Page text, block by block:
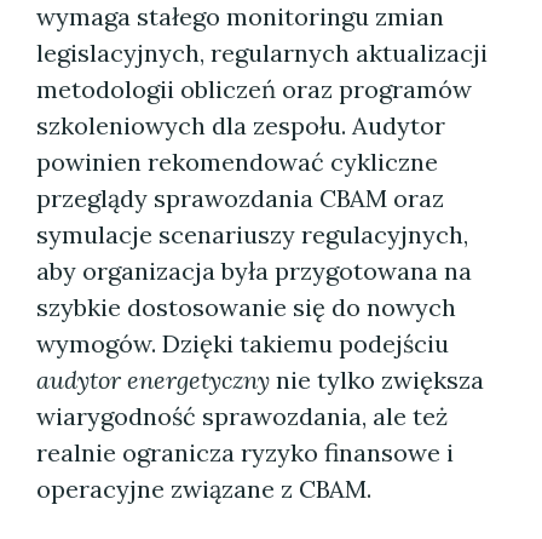
wymaga stałego monitoringu zmian
legislacyjnych, regularnych aktualizacji
metodologii obliczeń oraz programów
szkoleniowych dla zespołu. Audytor
powinien rekomendować cykliczne
przeglądy sprawozdania CBAM oraz
symulacje scenariuszy regulacyjnych,
aby organizacja była przygotowana na
szybkie dostosowanie się do nowych
wymogów. Dzięki takiemu podejściu
audytor energetyczny nie tylko zwiększa
wiarygodność sprawozdania, ale też
realnie ogranicza ryzyko finansowe i
operacyjne związane z CBAM.